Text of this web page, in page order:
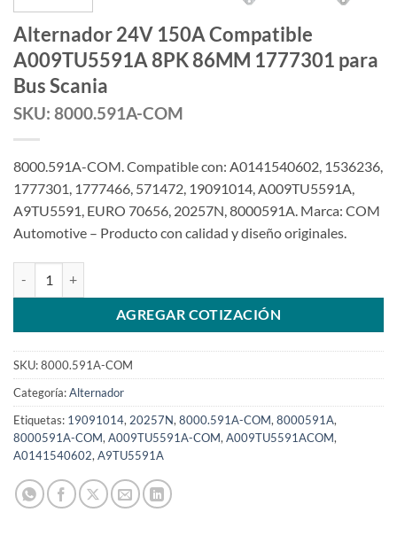
Alternador 24V 150A Compatible
A009TU5591A 8PK 86MM 1777301 para
Bus Scania
SKU: 8000.591A-COM
8000.591A-COM. Compatible con: A0141540602, 1536236,
1777301, 1777466, 571472, 19091014, A009TU5591A,
A9TU5591, EURO 70656, 20257N, 8000591A. Marca: COM
Automotive – Producto con calidad y diseño originales.
AGREGAR COTIZACIÓN
SKU:8000.591A-COM
Categoría:Alternador
Etiquetas: 19091014, 20257N, 8000.591A-COM, 8000591A,
8000591A-COM, A009TU5591A-COM, A009TU5591ACOM,
A0141540602, A9TU5591A